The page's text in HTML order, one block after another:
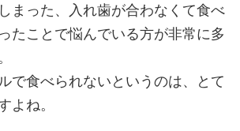
まった、入れ歯が合わなくて食べ
たことで悩んでいる方が非常に多
で食べられないというのは、とて
よね。